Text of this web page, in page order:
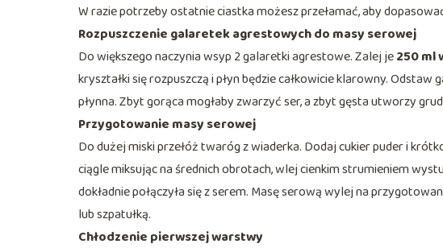
W razie potrzeby ostatnie ciastka możesz przełamać, aby
Rozpuszczenie galaretek agrestowych do masy serowej
Do większego naczynia wsyp 2 galaretki agrestowe. Zalej je250 ml
kryształki się rozpuszczą i płyn będzie całkowicie klarowny.
płynna. Zbyt gorąca mogłaby zwarzyć ser, a zbyt gęsta utworzy
Przygotowanie masy serowej
Do dużej miski przełóż twaróg z wiaderka. Dodaj cukier puder i
ciągle miksując na średnich obrotach, wlej cienkim strumieniem
dokładnie połączyła się z serem. Masę serową wylej na
lub szpatułką.
Chłodzenie pierwszej warstwy